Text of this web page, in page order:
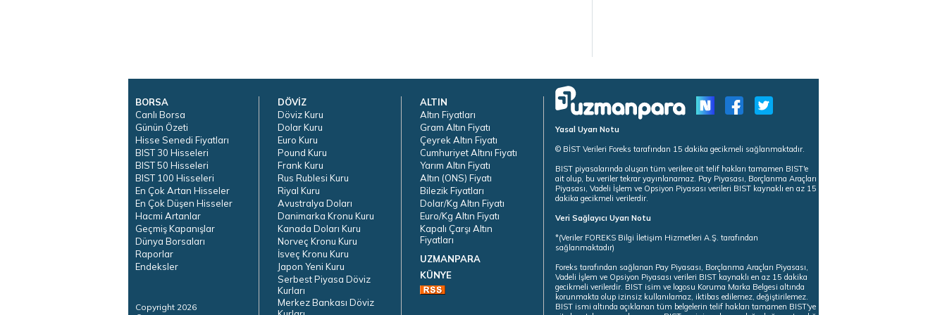
BORSA
Canlı Borsa
Günün Özeti
Hisse Senedi Fiyatları
BIST 30 Hisseleri
BIST 50 Hisseleri
BIST 100 Hisseleri
En Çok Artan Hisseler
En Çok Düşen Hisseler
Hacmi Artanlar
Geçmiş Kapanışlar
Dünya Borsaları
Raporlar
Endeksler
Copyright 2026
DÖVİZ
Döviz Kuru
Dolar Kuru
Euro Kuru
Pound Kuru
Frank Kuru
Rus Rublesi Kuru
Riyal Kuru
Avustralya Doları
Danimarka Kronu Kuru
Kanada Doları Kuru
Norveç Kronu Kuru
İsveç Kronu Kuru
Japon Yeni Kuru
Serbest Piyasa Döviz
Kurları
Merkez Bankası Döviz
ALTIN
Altın Fiyatları
Gram Altın Fiyatı
Çeyrek Altın Fiyatı
Cumhuriyet Altını Fiyatı
Yarım Altın Fiyatı
Altın (ONS) Fiyatı
Bilezik Fiyatları
Dolar/Kg Altın Fiyatı
Euro/Kg Altın Fiyatı
Kapalı Çarşı Altın
Fiyatları
UZMANPARA
KÜNYE
Yasal Uyarı Notu
© BİST Verileri Foreks tarafından 15 dakika gecikmeli sağlanmaktadır.
BIST piyasalarında oluşan tüm verilere ait telif hakları tamamen BIST'e
ait olup, bu veriler tekrar yayınlanamaz. Pay Piyasası, Borçlanma Araçları
Piyasası, Vadeli İşlem ve Opsiyon Piyasası verileri BIST kaynaklı en az 15
dakika gecikmeli verilerdir.
Veri Sağlayıcı Uyarı Notu
*(Veriler FOREKS Bilgi İletişim Hizmetleri A.Ş. tarafından
sağlanmaktadır)
Foreks tarafından sağlanan Pay Piyasası, Borçlanma Araçları Piyasası,
Vadeli İşlem ve Opsiyon Piyasası verileri BIST kaynaklı en az 15 dakika
gecikmeli verilerdir. BIST isim ve logosu Koruma Marka Belgesi altında
korunmakta olup izinsiz kullanılamaz, iktibas edilemez, değiştirilemez.
BIST ismi altında açıklanan tüm belgelerin telif hakları tamamen BIST'ye